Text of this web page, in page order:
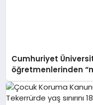
Cumhuriyet
öğretmenlerinden